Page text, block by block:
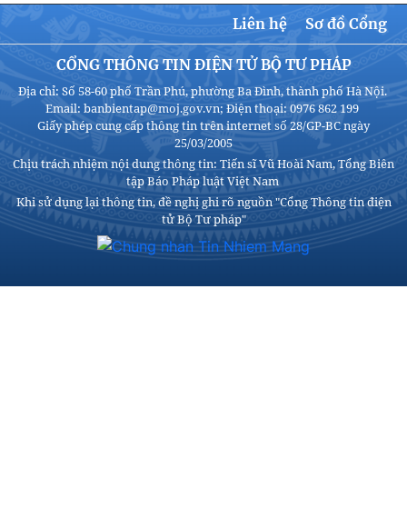
Liên hệ Sơ đồ Cổng
CỔNG THÔNG TIN ĐIỆN TỬ BỘ TƯ PHÁP
Địa chỉ: Số 58-60 phố Trần Phú, phường Ba Đình, thành phố Hà Nội.
Email: banbientap@moj.gov.vn; Điện thoại: 0976 862 199
Giấy phép cung cấp thông tin trên internet số 28/GP-BC ngày
25/03/2005
Chịu trách nhiệm nội dung thông tin: Tiến sĩ Vũ Hoài Nam, Tổng Biên
tập Báo Pháp luật Việt Nam
Khi sử dụng lại thông tin, đề nghị ghi rõ nguồn "Cổng Thông tin điện
tử Bộ Tư pháp"